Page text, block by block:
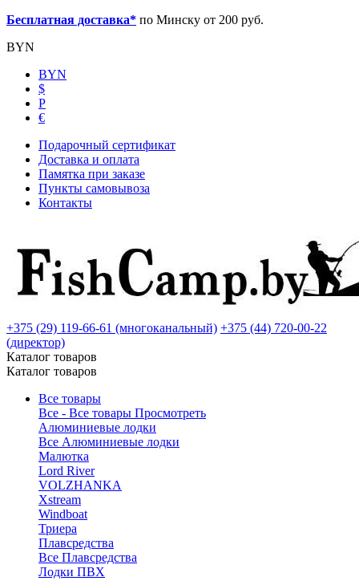
Бесплатная доставка* по Минску от 200 руб.
BYN
BYN
$
Р
€
Подарочный сертификат
Доставка и оплата
Памятка при заказе
Пункты самовывоза
Контакты
+375 (29) 119-66-61 (многоканальный) +375 (44) 720-00-22
(директор)
Каталог товаров
Каталог товаров
Все товары
Все - Все товары Просмотреть
Алюминиевые лодки
Все Алюминиевые лодки
Малютка
Lord River
VOLZHANKA
Xstream
Windboat
Триера
Плавсредства
Все Плавсредства
Лодки ПВХ